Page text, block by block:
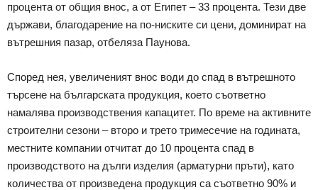
процента от общия внос, а от Египет – 33 процента. Тези две
държави, благодарение на по-ниските си цени, доминират на
вътрешния пазар, отбеляза Паунова.
Според нея, увеличеният внос води до спад в вътрешното
търсене на българската продукция, което съответно
намалява производствения капацитет. По време на активните
строителни сезони – второ и трето тримесечие на годината,
местните компании отчитат до 10 процента спад в
производството на дълги изделия (арматурни пръти), като
количества от произведена продукция са съответно 90% и